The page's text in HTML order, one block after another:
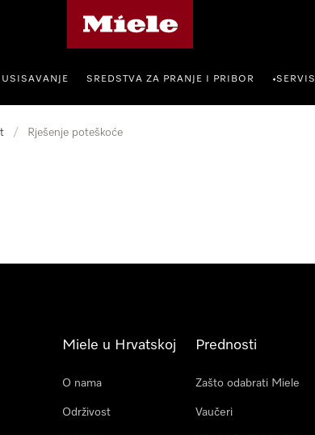
USISAVANJE SREDSTVA ZA PRANJE I PRIBOR •SERVIS
/ Rješenje poteškoće
Miele u Hrvatskoj
O nama
Održivost
Prednosti
Zašto odabrati Miele
Vaučeri